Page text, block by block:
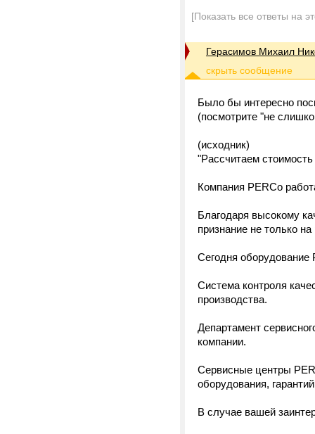
[Показать все ответы на
Герасимов Михаил
Было бы интересно
(посмотрите "не
(исходник)
"Рассчитаем
Компания PERCo
Благодаря высокому
признание не только
Сегодня оборудование
Система контроля
производства.
Департамент
компании.
Сервисные центры
оборудования,
В случае вашей